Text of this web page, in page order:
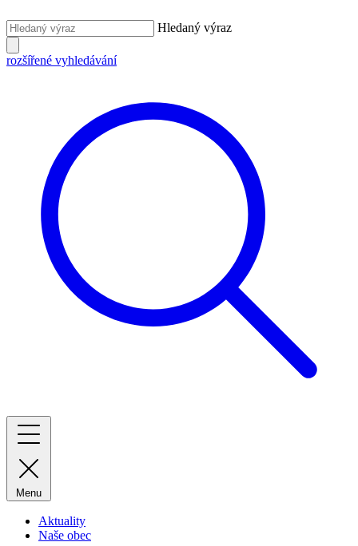
Hledaný výraz
rozšířené vyhledávání
Menu
Aktuality
Naše obec